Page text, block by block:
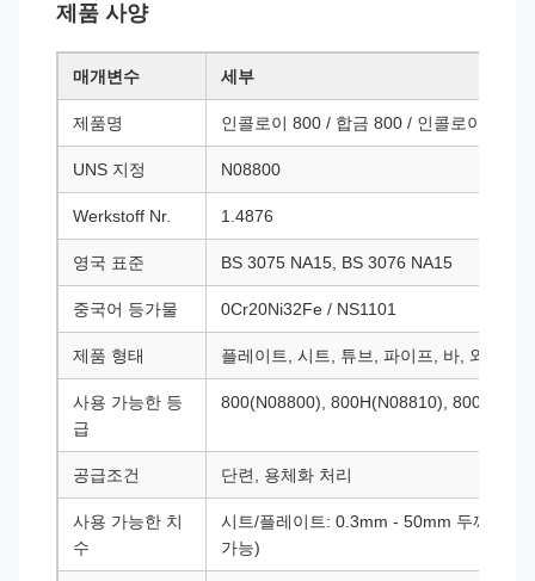
제품 사양
매개변수 세부
제품명 인콜로이 800 / 합금 800 / 인콜로이® 800
UNS 지정 N08800
Werkstoff Nr. 1.4876
영국 표준 BS 3075 NA15, BS 3076 NA15
중국어 등가물 0Cr20Ni32Fe / NS1101
제품 형태 플레이트, 시트, 튜브, 파이프, 바, 와이어,
사용 가능한 등
급
800(N08800), 800H(N08810),
공급조건 단련, 용체화 처리
사용 가능한 치
수
시트/플레이트: 0.3mm - 50mm 두께; 튜
가능)